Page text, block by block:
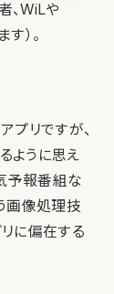
、WiLや
）。
リですが、
ように思え
予報番組な
画像処理技
に偏在する